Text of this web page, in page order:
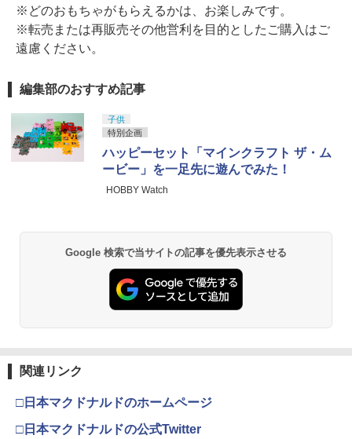
※どのおもちゃがもらえるかは、お楽しみです。
※転売または再販売その他営利を目的としたご購入はご
遠慮ください。
編集部のおすすめ記事
子供
特別企画
ハッピーセット「マインクラフト ザ・ム
ービー」を一足先に遊んでみた！
HOBBY Watch
Google 検索で当サイトの記事を優先表示させる
関連リンク
□日本マクドナルドのホームページ
□日本マクドナルドの公式Twitter